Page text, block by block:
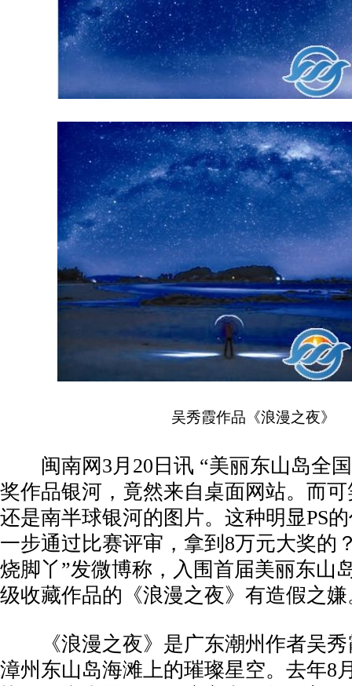
吴秀霞作品《浪漫之夜》
闽南网3月20日讯 “美丽东山岛全国
奖作品银河，竟然来自桌面网站。而
还是南半球银河的图片。这种明显PS
一步通过比赛评审，拿到8万元大奖的
烧脚丫”发微博称，入围首届美丽东山
级收藏作品的《浪漫之夜》有造假之嫌
《浪漫之夜》是广东潮州作者吴秀
漳州东山岛海滩上的璀璨星空。去年8